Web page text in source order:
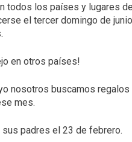
todos los países y lugares
el tercer domingo de
en otros países!
nosotros buscamos
mes.
padres el 23 de febrero.